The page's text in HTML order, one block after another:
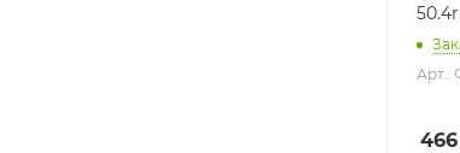
Арт.:
466